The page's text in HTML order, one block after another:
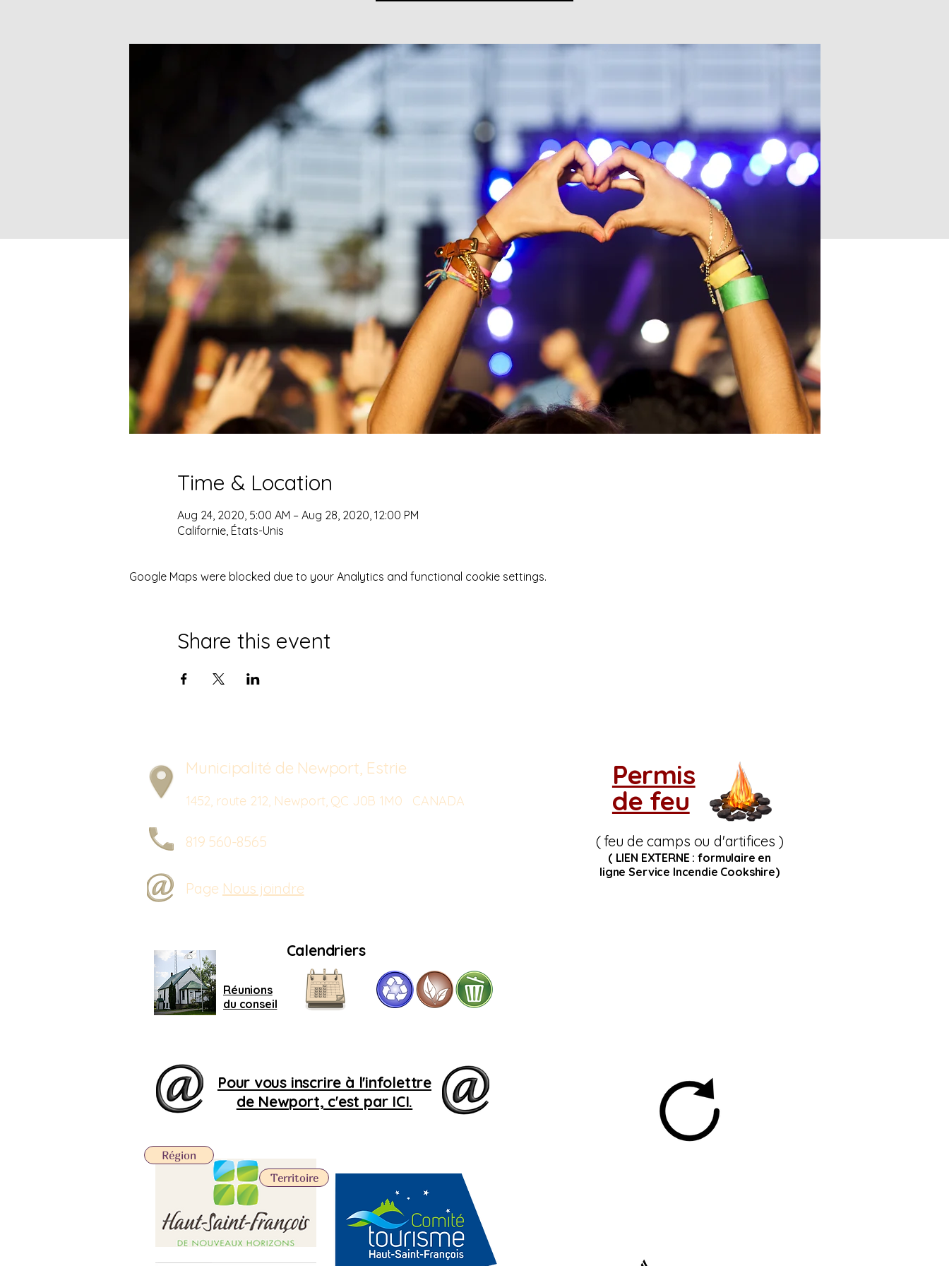
Time & Location
Aug 24, 2020, 5:00 AM – Aug 28, 2020, 12:00 PM
Californie, États-Unis
Google Maps were blocked due to your Analytics and functional cookie settings.
Share this event
Municipalité de Newport, Estrie
1452, route 212, Newport, QC J0B 1M0 CANADA
819 560-8565
Page Nous joindre
Calendriers
Réunions
du conseil
Pour vous inscrire à l'infolettre
de Newport, c'est par ICI.
Territoire
Permis
de feu
( feu de camps ou d'artifices )
( LIEN EXTERNE : formulaire en
ligne Service Incendie Cookshire)
Région